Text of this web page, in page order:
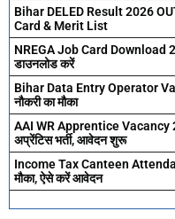
Bihar DELED Result 2026
Card & Merit List
NREGA Job Card Download
डाउनलोड करें
Bihar Data Entry Operator
नौकरी का मौका
AAI WR Apprentice Vacancy
अप्रेंटिस भर्ती, आवेदन शुरू
Income Tax Canteen
मौका, ऐसे करें आवेदन